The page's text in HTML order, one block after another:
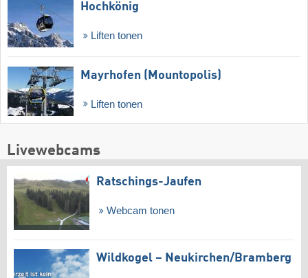
Hochkönig
Liften tonen
Mayrhofen (Mountopolis)
Liften tonen
Livewebcams
Ratschings-Jaufen
Webcam tonen
Wildkogel – Neukirchen/​Bramberg